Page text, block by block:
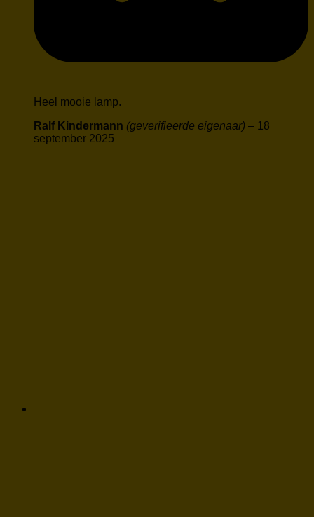
Heel mooie lamp.
Ralf Kindermann (geverifieerde eigenaar) – 18
september 2025